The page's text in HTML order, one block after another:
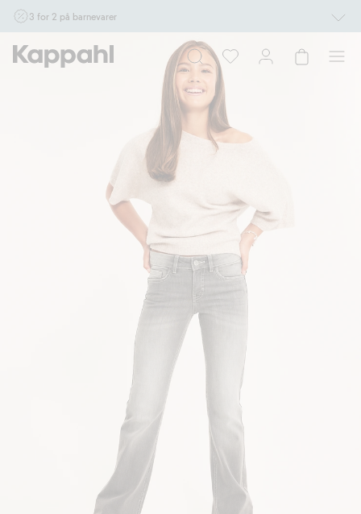
3 for 2 på barnevarer
Ikke Newbie. Gjelder når du handler 2 eller flere varer som inngår i tilbudet tom.
17/8 i butikk & online for deg som er eller blir medlem. Kan ikke kombineres med
andre tilbud eller rabatter.
Handle nå